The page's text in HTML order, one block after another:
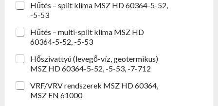
Hűtés – split klíma MSZ HD 60364-5-52,
-5-53
Hűtés – multi-split klíma MSZ HD
60364-5-52, -5-53
Hőszivattyú (levegő-víz, geotermikus)
MSZ HD 60364-5-52, -5-53, -7-712
VRF/VRV rendszerek MSZ HD 60364,
MSZ EN 61000